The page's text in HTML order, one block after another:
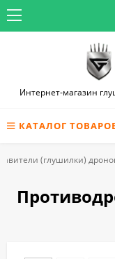
Интернет-магазин
КАТАЛОГ
(глушилки)